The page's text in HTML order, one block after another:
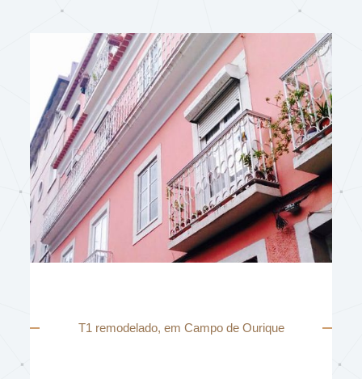
T1 remodelado, em Campo de Ourique